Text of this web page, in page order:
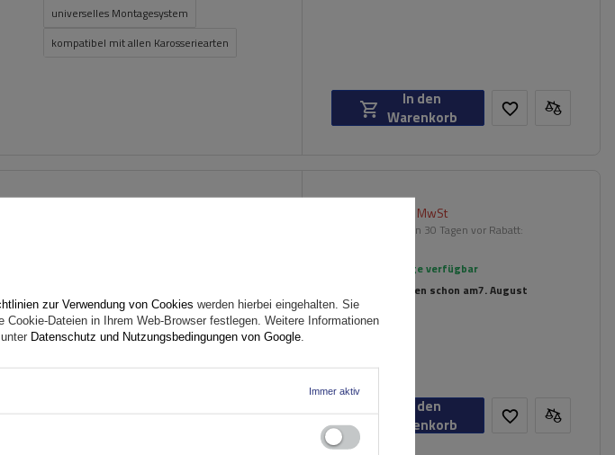
universelles Montagesystem
kompatibel mit allen Karosseriearten
In den
Warenkorb
inkl. MwSt
Niedrigster Preis in 30 Tagen vor Rabatt:
Große Menge verfügbar
Wir versenden schon am7. August
In den
Warenkorb
zur Verwendung von Cookies werden hierbei eingehalten. Sie
Dateien in Ihrem Web-Browser festlegen. Weitere Informationen
Datenschutz und Nutzungsbedingungen von Google
Immer aktiv